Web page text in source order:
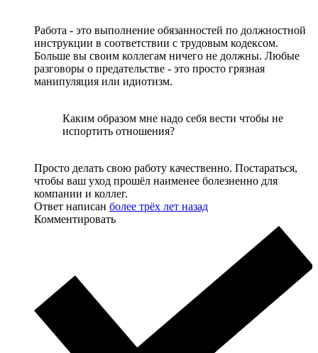
Работа - это выполнение обязанностей по должностной
инструкции в соответствии с трудовым кодексом.
Больше вы своим коллегам ничего не должны. Любые
разговоры о предательстве - это просто грязная
манипуляция или идиотизм.
Каким образом мне надо себя вести чтобы не
испортить отношения?
Просто делать свою работу качественно. Постараться,
чтобы ваш уход прошёл наименее болезненно для
компании и коллег.
Ответ написан более трёх лет назад
Комментировать